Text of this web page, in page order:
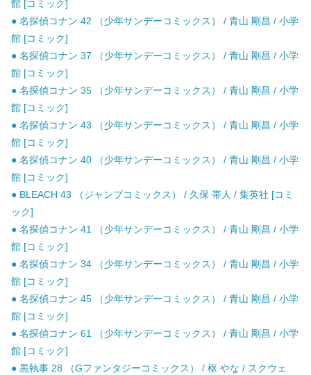
館 [コミック]
● 名探偵コナン 42 （少年サンデーコミックス） / 青山 剛昌 / 小学
館 [コミック]
● 名探偵コナン 37 （少年サンデーコミックス） / 青山 剛昌 / 小学
館 [コミック]
● 名探偵コナン 35 （少年サンデーコミックス） / 青山 剛昌 / 小学
館 [コミック]
● 名探偵コナン 43 （少年サンデーコミックス） / 青山 剛昌 / 小学
館 [コミック]
● 名探偵コナン 40 （少年サンデーコミックス） / 青山 剛昌 / 小学
館 [コミック]
● BLEACH 43 （ジャンプコミックス） / 久保 帯人 / 集英社 [コミ
ック]
● 名探偵コナン 41 （少年サンデーコミックス） / 青山 剛昌 / 小学
館 [コミック]
● 名探偵コナン 34 （少年サンデーコミックス） / 青山 剛昌 / 小学
館 [コミック]
● 名探偵コナン 45 （少年サンデーコミックス） / 青山 剛昌 / 小学
館 [コミック]
● 名探偵コナン 61 （少年サンデーコミックス） / 青山 剛昌 / 小学
館 [コミック]
● 黒執事 28 （Gファンタジーコミックス） / 枢 やな / スクウェ